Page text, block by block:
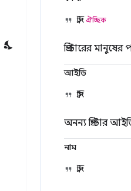
স্ট্রিং ঐচ্ছিক
প্রিন্টারের
আইডি
স্ট্রিং
অনন্য প্রিন্টার
নাম
স্ট্রিং